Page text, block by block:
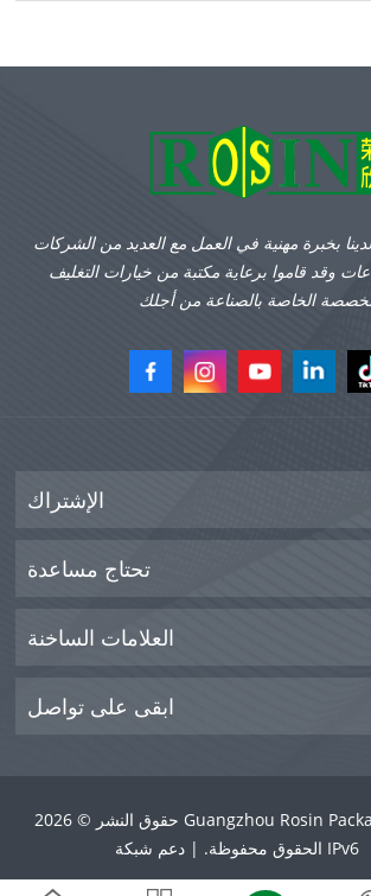
بخبرة مهنية في العمل مع العديد من الشركات
وقد قاموا برعاية مكتبة من خيارات التغليف
الإشتراك
تحتاج مساعدة
العلامات الساخنة
ابقى على تواصل
حقوق النشر © 2026 Guangzhou Rosin Packaging Co., Ltd كل
الحقوق محفوظة. | دعم شبكة IPv6